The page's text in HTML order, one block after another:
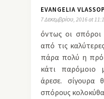
EVANGELIA
7 Δεκεμβρίου, 2016 at
όντως οι σπόροι
από τις
πάρα πολύ η
κάτι παρόμοιο
άρεσε.
σπόρους